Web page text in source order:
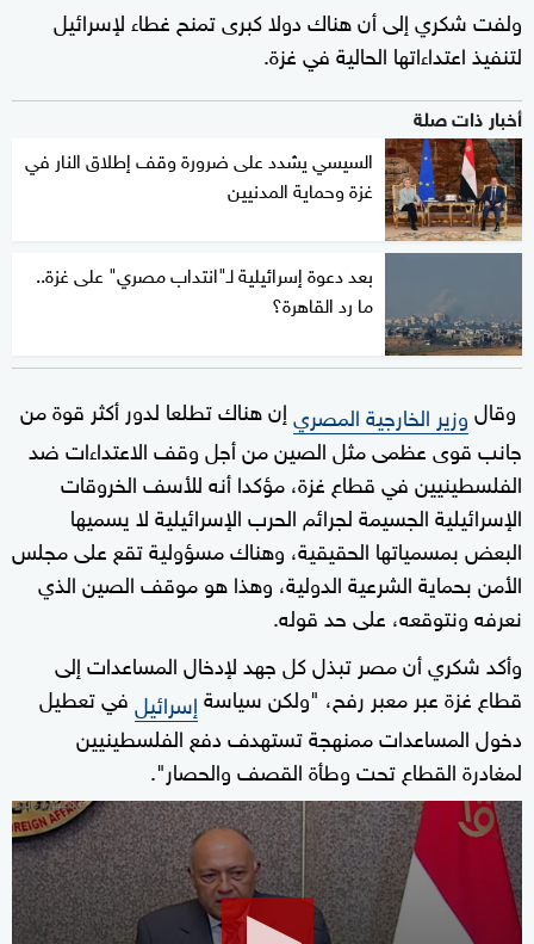
ولفت شكري إلى أن هناك دولا كبرى تمنح غطاء لإسرائيل
لتنفيذ اعتداءاتها الحالية في غزة.
أخبار ذات صلة
السيسي يشدد على ضرورة وقف إطلاق النار في
غزة وحماية المدنيين
بعد دعوة إسرائيلية لـ"انتداب مصري" على غزة..
ما رد القاهرة؟
وقالوزير الخارجية المصريإن هناك تطلعا لدور أكثر قوة من
جانب قوى عظمى مثل الصين من أجل وقف الاعتداءات ضد
الفلسطينيين في قطاع غزة، مؤكدا أنه للأسف الخروقات
الإسرائيلية الجسيمة لجرائم الحرب الإسرائيلية لا يسميها
البعض بمسمياتها الحقيقية، وهناك مسؤولية تقع على مجلس
الأمن بحماية الشرعية الدولية، وهذا هو موقف الصين الذي
نعرفه ونتوقعه، على حد قوله.
وأكد شكري أن مصر تبذل كل جهد لإدخال المساعدات إلى
قطاع غزة عبر معبر رفح، "ولكن سياسةإسرائيلفي تعطيل
دخول المساعدات ممنهجة تستهدف دفع الفلسطينيين
لمغادرة القطاع تحت وطأة القصف والحصار".
0
seconds
of
42
seconds